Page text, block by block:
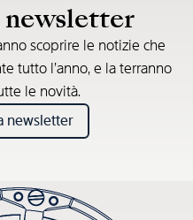
scoprire le notizie che
tutto l’anno, e la terranno
le novità.
newsletter